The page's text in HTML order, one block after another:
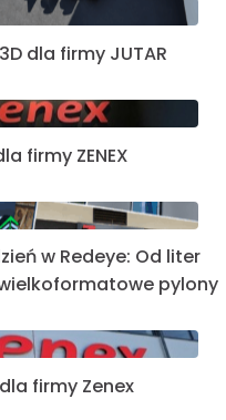
dla firmy JUTAR
firmy ZENEX
w Redeye: Od liter
pylony
firmy Zenex